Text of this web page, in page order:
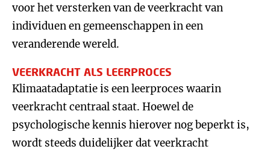
voor het versterken van de veerkracht van
individuen en gemeenschappen in een
veranderende wereld.
VEERKRACHT ALS LEERPROCES
Klimaatadaptatie is een leerproces waarin
veerkracht centraal staat. Hoewel de
psychologische kennis hierover nog beperkt is,
wordt steeds duidelijker dat veerkracht